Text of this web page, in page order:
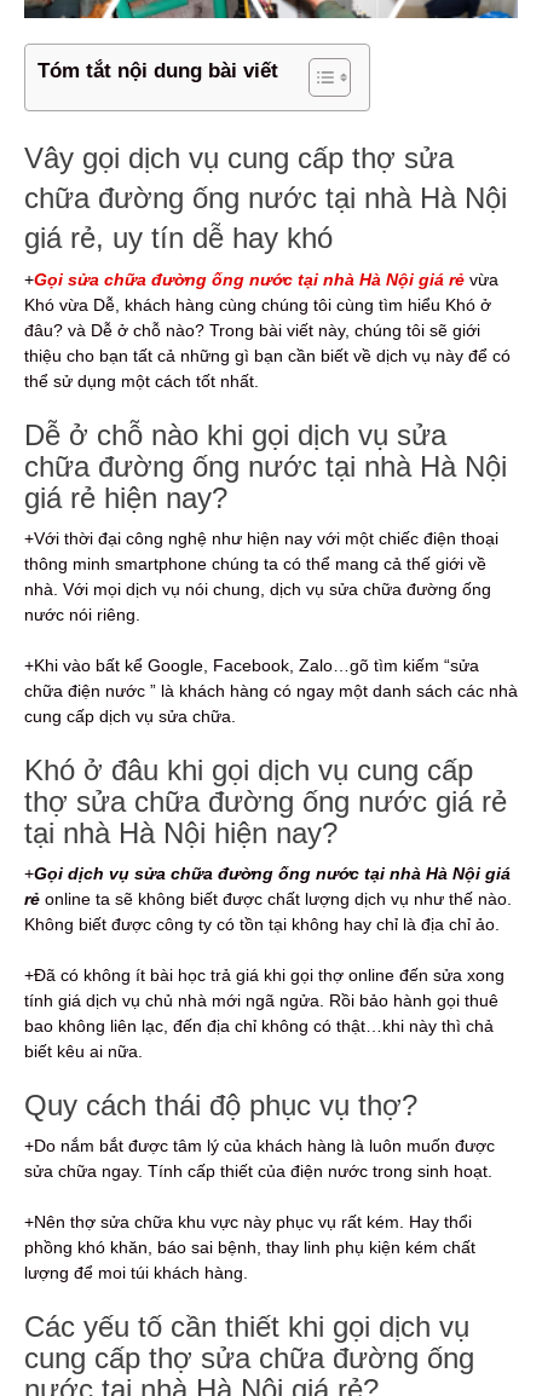
Tóm tắt nội dung bài viết
Vây gọi dịch vụ cung cấp thợ sửa
chữa đường ống nước tại nhà Hà Nội
giá rẻ, uy tín dễ hay khó
+Gọi sửa chữa đường ống nước tại nhà Hà Nội giá rẻ vừa
Khó vừa Dễ, khách hàng cùng chúng tôi cùng tìm hiểu Khó ở
đâu? và Dễ ở chỗ nào? Trong bài viết này, chúng tôi sẽ giới
thiệu cho bạn tất cả những gì bạn cần biết về dịch vụ này để có
thể sử dụng một cách tốt nhất.
Dễ ở chỗ nào khi gọi dịch vụ sửa
chữa đường ống nước tại nhà Hà Nội
giá rẻ hiện nay?
+Với thời đại công nghệ như hiện nay với một chiếc điện thoại
thông minh smartphone chúng ta có thể mang cả thế giới về
nhà. Với mọi dịch vụ nói chung, dịch vụ sửa chữa đường ống
nước nói riêng.
+Khi vào bất kể Google, Facebook, Zalo…gõ tìm kiếm “sửa
chữa điện nước ” là khách hàng có ngay một danh sách các nhà
cung cấp dịch vụ sửa chữa.
Khó ở đâu khi gọi dịch vụ cung cấp
thợ sửa chữa đường ống nước giá rẻ
tại nhà Hà Nội hiện nay?
+Gọi dịch vụ sửa chữa đường ống nước tại nhà Hà Nội giá
rẻ online ta sẽ không biết được chất lượng dịch vụ như thế nào.
Không biết được công ty có tồn tại không hay chỉ là địa chỉ ảo.
+Đã có không ít bài học trả giá khi gọi thợ online đến sửa xong
tính giá dịch vụ chủ nhà mới ngã ngửa. Rồi bảo hành gọi thuê
bao không liên lạc, đến địa chỉ không có thật…khi này thì chả
biết kêu ai nữa.
Quy cách thái độ phục vụ thợ?
+Do nắm bắt được tâm lý của khách hàng là luôn muốn được
sửa chữa ngay. Tính cấp thiết của điện nước trong sinh hoạt.
+Nên thợ sửa chữa khu vực này phục vụ rất kém. Hay thổi
phồng khó khăn, báo sai bệnh, thay linh phụ kiện kém chất
lượng để moi túi khách hàng.
Các yếu tố cần thiết khi gọi dịch vụ
cung cấp thợ sửa chữa đường ống
nước tại nhà Hà Nội giá rẻ?